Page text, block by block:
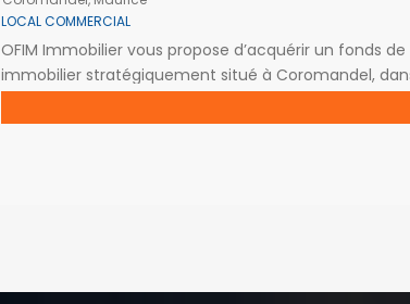
LOCAL COMMERCIAL
OFIM Immobilier vous propose d’acquérir un fonds
immobilier stratégiquement situé à Coromandel,
pour un poste de sécurité ou du […]